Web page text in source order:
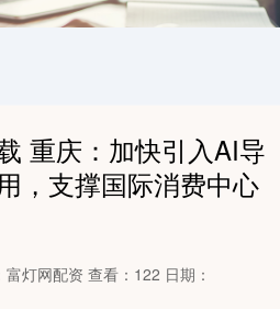
重庆：加快引入AI导
，支撑国际消费中心
富灯网配资 查看：122 日期：